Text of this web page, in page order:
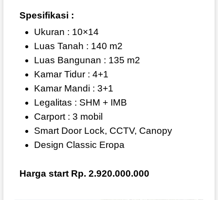
Spesifikasi :
Ukuran : 10×14
Luas Tanah : 140 m2
Luas Bangunan : 135 m2
Kamar Tidur : 4+1
Kamar Mandi : 3+1
Legalitas : SHM + IMB
Carport : 3 mobil
Smart Door Lock, CCTV, Canopy
Design Classic Eropa
Harga start Rp. 2.920.000.000